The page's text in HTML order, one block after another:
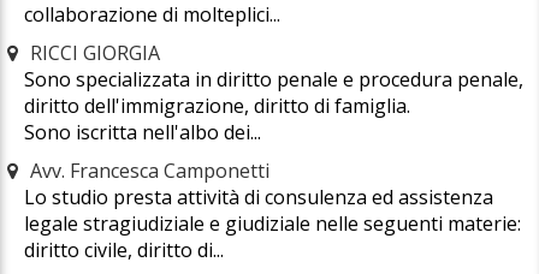
collaborazione di molteplici...
RICCI GIORGIA
Sono specializzata in diritto penale e procedura penale,
diritto dell'immigrazione, diritto di famiglia.
Sono iscritta nell'albo dei...
Avv. Francesca Camponetti
Lo studio presta attività di consulenza ed assistenza
legale stragiudiziale e giudiziale nelle seguenti materie:
diritto civile, diritto di...